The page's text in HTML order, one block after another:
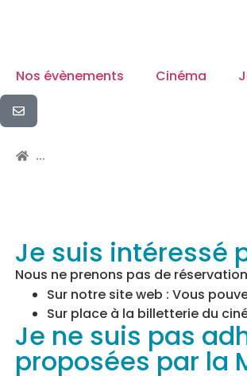
Nos évènements Cinéma
...
Je suis intéressé
Nous ne prenons pas de
Sur notre site web : Vous
Sur place à la billetterie du
Je ne suis pas
proposées par la